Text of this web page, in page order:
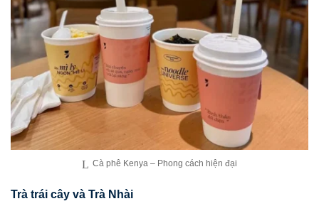
Cà phê Kenya – Phong cách hiện đại
Trà trái cây và Trà Nhài